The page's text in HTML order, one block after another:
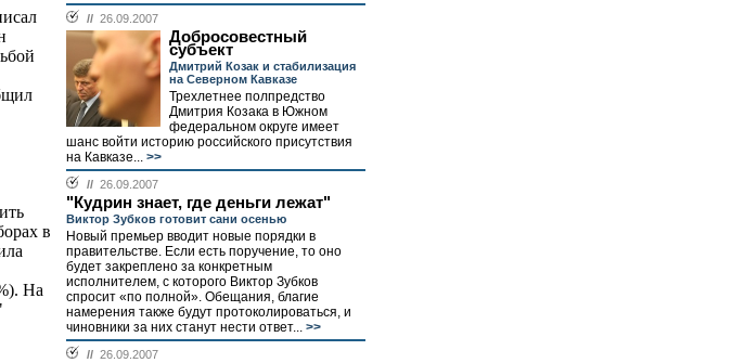
в
На
// 26.09.2007
Добросовестный
субъект
Дмитрий Козак и стабилизация
на Северном Кавказе
Трехлетнее полпредство
Дмитрия Козака в Южном
федеральном округе имеет
шанс войти историю российского присутствия
на Кавказе... >>
// 26.09.2007
"Кудрин знает, где деньги лежат"
Виктор Зубков готовит сани осенью
Новый премьер вводит новые порядки в
правительстве. Если есть поручение, то оно
будет закреплено за конкретным
исполнителем, с которого Виктор Зубков
спросит «по полной». Обещания, благие
намерения также будут протоколироваться, и
чиновники за них станут нести ответ... >>
// 26.09.2007